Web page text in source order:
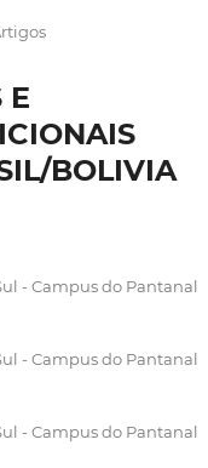
E
BOLIVIA
- Campus do Pantanal
- Campus do Pantanal
- Campus do Pantanal